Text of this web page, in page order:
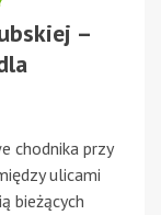
–
chodnika przy
ulicami
bieżących